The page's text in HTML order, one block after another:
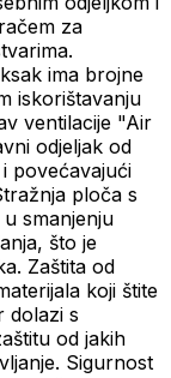
za
ima brojne
iskorištavanju
ventilacije "Air
odjeljak od
povećavajući
ploča s
smanjenju
što je
Zaštita od
koji štite
dolazi s
od jakih
Sigurnost